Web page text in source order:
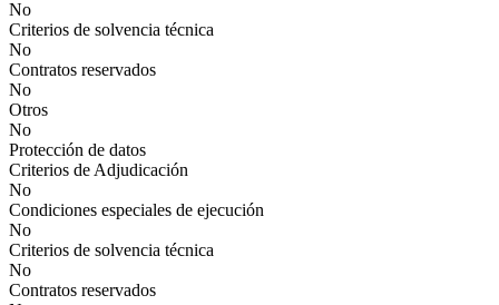
No
Criterios de solvencia técnica
No
Contratos reservados
No
Otros
No
Protección de datos
Criterios de Adjudicación
No
Condiciones especiales de ejecución
No
Criterios de solvencia técnica
No
Contratos reservados